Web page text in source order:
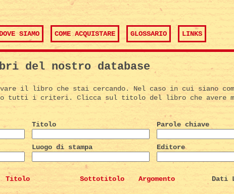
DOVE SIAMO COME ACQUISTARE GLOSSARIO LINKS
del nostro database
il libro che stai cercando. Nel caso in cui siano
tutti i criteri. Clicca sul titolo del libro che avere
Titolo Parole chiave
Luogo di stampa Editore
Titolo Sottotitolo Argomento Dati